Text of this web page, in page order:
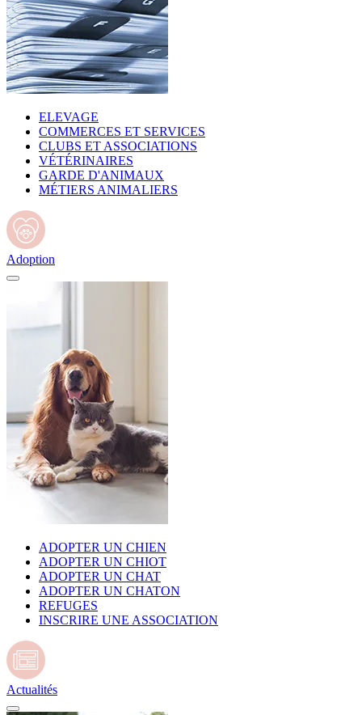
ELEVAGE
COMMERCES ET SERVICES
CLUBS ET ASSOCIATIONS
VÉTÉRINAIRES
GARDE D'ANIMAUX
MÉTIERS ANIMALIERS
Adoption
ADOPTER UN CHIEN
ADOPTER UN CHIOT
ADOPTER UN CHAT
ADOPTER UN CHATON
REFUGES
INSCRIRE UNE ASSOCIATION
Actualités